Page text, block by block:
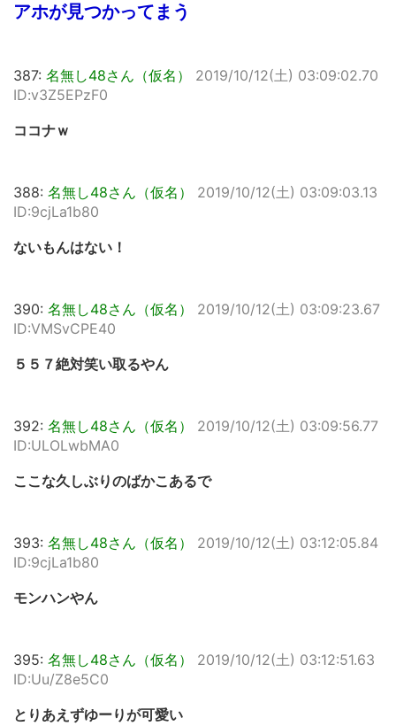
アホが見つかってまう
387: 名無し48さん（仮名）
2019/10/12(土) 03:09:02.70
ID:v3Z5EPzF0
ココナｗ
388: 名無し48さん（仮名）
2019/10/12(土) 03:09:03.13
ID:9cjLa1b80
ないもんはない！
390: 名無し48さん（仮名）
2019/10/12(土) 03:09:23.67
ID:VMSvCPE40
５５７絶対笑い取るやん
392: 名無し48さん（仮名）
2019/10/12(土) 03:09:56.77
ID:ULOLwbMA0
ここな久しぶりのばかこあるで
393: 名無し48さん（仮名）
2019/10/12(土) 03:12:05.84
ID:9cjLa1b80
モンハンやん
395: 名無し48さん（仮名）
2019/10/12(土) 03:12:51.63
ID:Uu/Z8e5C0
とりあえずゆーりが可愛い